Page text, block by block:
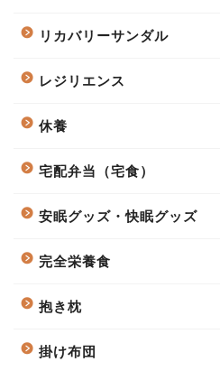
リカバリーサンダル
レジリエンス
休養
宅配弁当（宅食）
安眠グッズ・快眠グッズ
完全栄養食
抱き枕
掛け布団